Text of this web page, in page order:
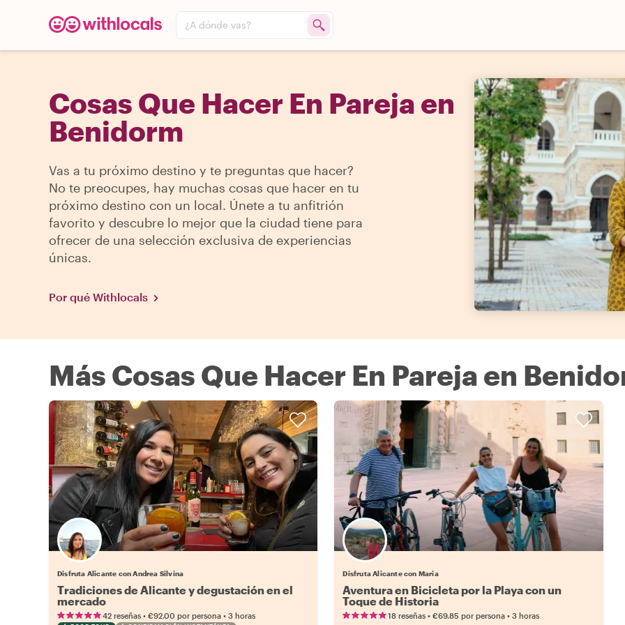
¿A dónde vas?
Cosas Que Hacer En Pareja en
Benidorm
Vas a tu próximo destino y te preguntas que hacer?
No te preocupes, hay muchas cosas que hacer en tu
próximo destino con un local. Únete a tu anfitrión
favorito y descubre lo mejor que la ciudad tiene para
ofrecer de una selección exclusiva de experiencias
únicas.
Por qué Withlocals
Más Cosas Que Hacer En Pareja en
Disfruta Alicante con Andrea Silvina
Tradiciones de Alicante y degustación en el
mercado
42 reseñas • €92.00 por persona • 3 horas
Disfruta Alicante con Maria
Aventura en Bicicleta por la Playa con un
Toque de Historia
18 reseñas •€69.85 por persona •3 horas